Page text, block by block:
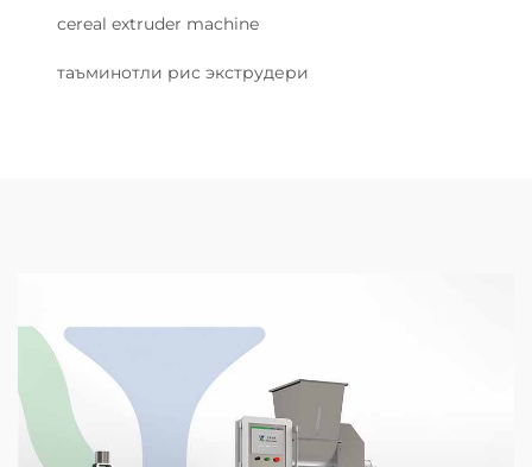
cereal extruder machine
таъминотли рис экструдери